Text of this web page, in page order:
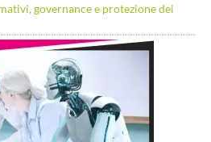
governance e protezione dei